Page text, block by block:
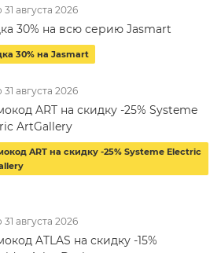
августа 2026
30% на всю серию Jasmart
30% на Jasmart
августа 2026
ART на скидку -25% Systeme
ArtGallery
ART на скидку -25% Systeme Electric
августа 2026
ATLAS на скидку -15%